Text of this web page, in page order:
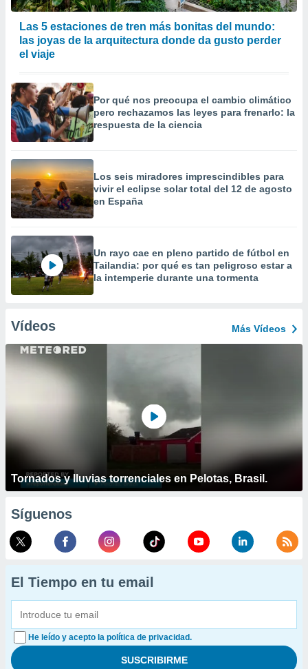
Las 5 estaciones de tren más bonitas del mundo:
las joyas de la arquitectura donde da gusto perder
el viaje
Por qué nos preocupa el cambio climático
pero rechazamos las leyes para frenarlo: la
respuesta de la ciencia
Los seis miradores imprescindibles para
vivir el eclipse solar total del 12 de agosto
en España
Un rayo cae en pleno partido de fútbol en
Tailandia: por qué es tan peligroso estar a
la intemperie durante una tormenta
Vídeos Más Vídeos
Tornados y lluvias torrenciales en Pelotas, Brasil.
Síguenos
El Tiempo en tu email
He leído y acepto la política de privacidad.